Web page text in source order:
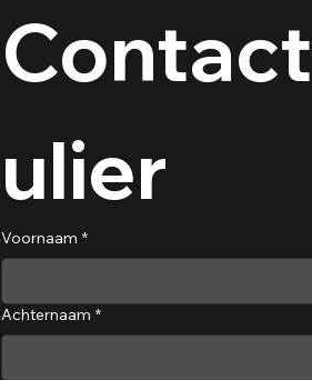
ulier
Voornaam *
Achternaam *